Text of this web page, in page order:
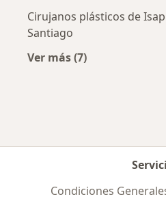
Cirujanos plásticos de
Santiago
Ver más (7)
Condiciones